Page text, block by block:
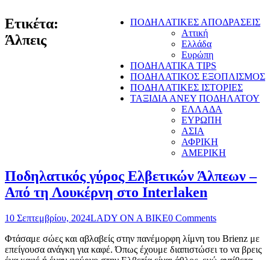
ΠΟΔΗΛΑΤΙΚΕΣ ΑΠΟΔΡΑΣΕΙΣ
Αττική
Ελλάδα
Ευρώπη
ΠΟΔΗΛΑΤΙΚΑ TIPS
ΠΟΔΗΛΑΤΙΚΟΣ ΕΞΟΠΛΙΣΜΟΣ
ΠΟΔΗΛΑΤΙΚΕΣ ΙΣΤΟΡΙΕΣ
ΤΑΞΙΔΙΑ ΑΝΕΥ ΠΟΔΗΛΑΤΟΥ
ΕΛΛΑΔΑ
ΕΥΡΩΠΗ
ΑΣΙΑ
ΑΦΡΙΚΗ
ΑΜΕΡΙΚΗ
Ετικέτα:
Άλπεις
Ποδηλατικός γύρος Ελβετικών Άλπεων –
Από τη Λουκέρνη στο Interlaken
10 Σεπτεμβρίου, 2024LADY ON A BIKE0 Comments
Φτάσαμε σώες και αβλαβείς στην πανέμορφη λίμνη του Brienz με
επείγουσα ανάγκη για καφέ. Όπως έχουμε διαπιστώσει το να βρεις